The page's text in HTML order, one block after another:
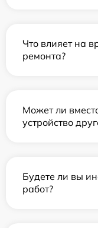
Что влияет на
ремонта?
Может ли
устройство
Будете ли вы
работ?